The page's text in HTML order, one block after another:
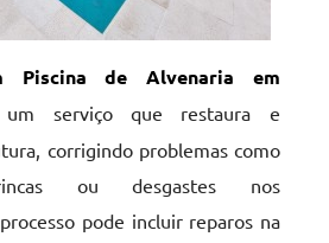
Piscina de Alvenaria em
serviço que restaura e
corrigindo problemas como
ou desgastes nos
pode incluir reparos na